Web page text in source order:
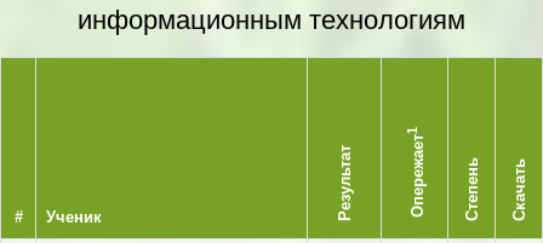
информационным технологиям
# Ученик Результат Опережает
1
Степень Скачать